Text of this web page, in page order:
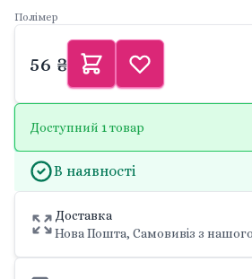
Полімер
56 ₴
Доступний 1 товар
В наявності
Доставка
Нова Пошта, Самовивіз з